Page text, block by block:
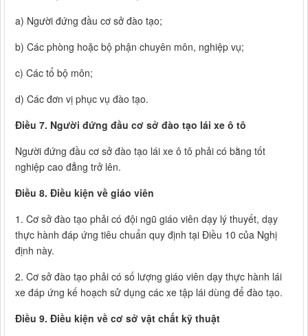
a) Người đứng đầu cơ sở đào tạo;
b) Các phòng hoặc bộ phận chuyên môn, nghiệp vụ;
c) Các tổ bộ môn;
d) Các đơn vị phục vụ đào tạo.
Điều 7. Người đứng đầu cơ sở đào tạo lái xe ô tô
Người đứng đầu cơ sở đào tạo lái xe ô tô phải có bằng tốt
nghiệp cao đẳng trở lên.
Điều 8. Điều kiện về giáo viên
1. Cơ sở đào tạo phải có đội ngũ giáo viên dạy lý thuyết, dạy
thực hành đáp ứng tiêu chuẩn quy định tại Điều 10 của Nghị
định này.
2. Cơ sở đào tạo phải có số lượng giáo viên dạy thực hành lái
xe đáp ứng kế hoạch sử dụng các xe tập lái dùng để đào tạo.
Điều 9. Điều kiện về cơ sở vật chất kỹ thuật